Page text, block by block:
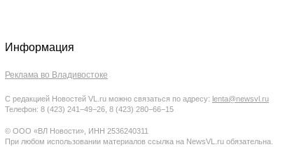
Информация
Реклама во Владивостоке
С редакцией Новостей VL.ru можно связаться по адресу: lenta@newsvl.ru
Телефон: 8 (423) 241−49−26, 8 (423) 280−66−15
© ООО «ВЛ Новости», ИНН 2536240311
При любом использовании материалов ссылка на NewsVL.ru обязательна.